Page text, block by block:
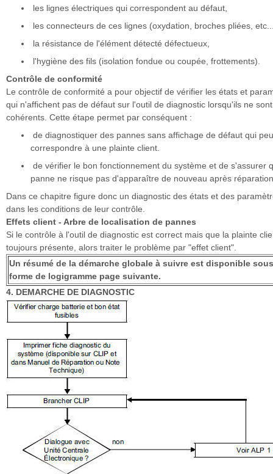
les lignes électriques qui correspondent au défaut,
les connecteurs de ces lignes (oxydation, broches pliées,
la résistance de l'élément détecté défectueux,
l'hygiène des fils (isolation fondue ou coupée, frottements).
Contrôle de conformité
Le contrôle de conformité a pour objectif de vérifier les états et
qui n'affichent pas de défaut sur l'outil de diagnostic lorsqu'ils ne
cohérents. Cette étape permet par conséquent :
de diagnostiquer des pannes sans affichage de défaut qui
correspondre à une plainte client.
de vérifier le bon fonctionnement du système et de s'assurer
panne ne risque pas d'apparaître de nouveau après
Dans ce chapitre figure donc un diagnostic des états et des
dans les conditions de leur contrôle.
Effets client - Arbre de localisation de pannes
Si le contrôle à l'outil de diagnostic est correct mais que la plainte
toujours présente, alors traiter le problème par "effet client".
Un résumé de la démarche globale à suivre est disponible sous
forme de logigramme page suivante.
4. DEMARCHE DE DIAGNOSTIC